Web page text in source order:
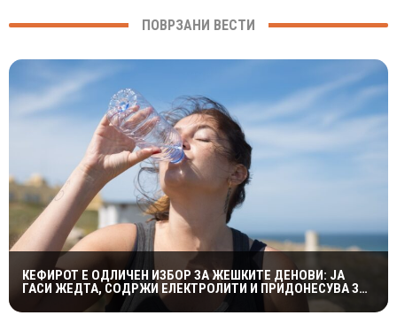
ПОВРЗАНИ ВЕСТИ
КЕФИРОТ Е ОДЛИЧЕН ИЗБОР ЗА ЖЕШКИТЕ ДЕНОВИ: ЈА
ГАСИ ЖЕДТА, СОДРЖИ ЕЛЕКТРОЛИТИ И ПРИДОНЕСУВА ЗА
ЗДРАВА ДИГЕСТИЈА